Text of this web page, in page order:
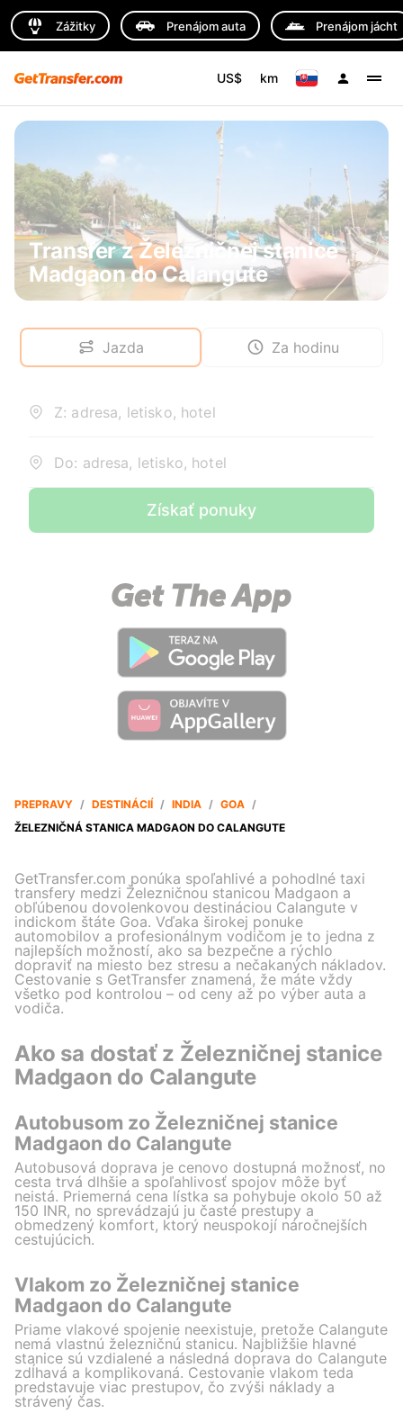
Zážitky Prenájom auta Prenájom jácht
US$ km
Transfer z Železničnej stanice
Madgaon do Calangute
Jazda Za hodinu
Z: adresa, letisko, hotel
Do: adresa, letisko, hotel
Získať ponuky
PREPRAVY / DESTINÁCIÍ / INDIA / GOA /
ŽELEZNIČNÁ STANICA MADGAON DO CALANGUTE
GetTransfer.com ponúka spoľahlivé a pohodlné taxi
transfery medzi Železničnou stanicou Madgaon a
obľúbenou dovolenkovou destináciou Calangute v
indickom štáte Goa. Vďaka širokej ponuke
automobilov a profesionálnym vodičom je to jedna z
najlepších možností, ako sa bezpečne a rýchlo
dopraviť na miesto bez stresu a nečakaných nákladov.
Cestovanie s GetTransfer znamená, že máte vždy
všetko pod kontrolou – od ceny až po výber auta a
vodiča.
Ako sa dostať z Železničnej stanice
Madgaon do Calangute
Autobusom zo Železničnej stanice
Madgaon do Calangute
Autobusová doprava je cenovo dostupná možnosť, no
cesta trvá dlhšie a spoľahlivosť spojov môže byť
neistá. Priemerná cena lístka sa pohybuje okolo 50 až
150 INR, no sprevádzajú ju časté prestupy a
obmedzený komfort, ktorý neuspokojí náročnejších
cestujúcich.
Vlakom zo Železničnej stanice
Madgaon do Calangute
Priame vlakové spojenie neexistuje, pretože Calangute
nemá vlastnú železničnú stanicu. Najbližšie hlavné
stanice sú vzdialené a následná doprava do Calangute
zdĺhavá a komplikovaná. Cestovanie vlakom teda
predstavuje viac prestupov, čo zvýši náklady a
strávený čas.